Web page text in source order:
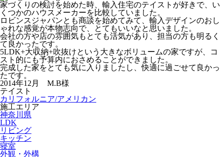
家づくりの検討を始めた時、輸入住宅のテイストが好きで、い
くつかのハウスメーカーを比較していました。
ロビンスジャパンとも商談を始めてみて、輸入デザインのおし
ゃれな感覚が本物志向で、とてもいいなと思いました。
会社の方や店の雰囲気もとても活気があり、担当の方も明るく
て良かったです。
5LDK+大収納+吹抜けという大きなボリュームの家ですが、コ
スト的にも予算内におさめることができました。
完成した家をとても気に入りましたし、快適に過ごせて良かっ
たです。
2014年12月 M.B様
テイスト
カリフォルニア/アメリカン
施工エリア
神奈川県
LDK
リビング
キッチン
寝室
外観・外構